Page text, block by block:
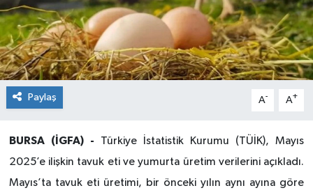
Paylaş A- A+
BURSA (İGFA) - Türkiye İstatistik Kurumu (TÜİK), Mayıs
2025’e ilişkin tavuk eti ve yumurta üretim verilerini açıkladı.
Mayıs’ta tavuk eti üretimi, bir önceki yılın aynı ayına göre